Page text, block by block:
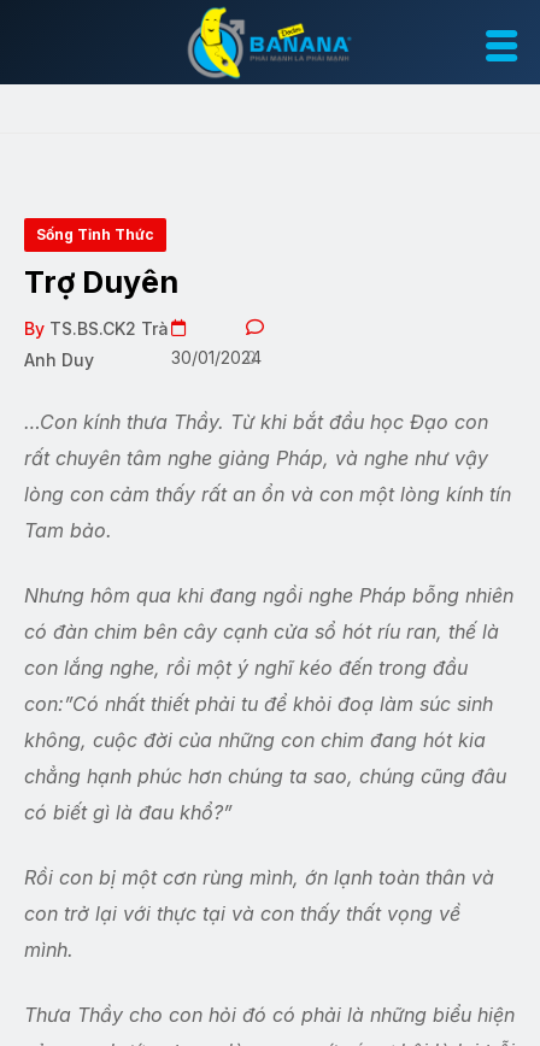
Sống Tỉnh Thức
Trợ Duyên
By TS.BS.CK2 Trà
Anh Duy
30/01/2024
0
…Con kính thưa Thầy. Từ khi bắt đầu học Đạo con
rất chuyên tâm nghe giảng Pháp, và nghe như vậy
lòng con cảm thấy rất an ổn và con một lòng kính tín
Tam bảo.
Nhưng hôm qua khi đang ngồi nghe Pháp bỗng nhiên
có đàn chim bên cây cạnh cửa sổ hót ríu ran, thế là
con lắng nghe, rồi một ý nghĩ kéo đến trong đầu
con:”Có nhất thiết phải tu để khỏi đoạ làm súc sinh
không, cuộc đời của những con chim đang hót kia
chẳng hạnh phúc hơn chúng ta sao, chúng cũng đâu
có biết gì là đau khổ?”
Rồi con bị một cơn rùng mình, ớn lạnh toàn thân và
con trở lại với thực tại và con thấy thất vọng về
mình.
Thưa Thầy cho con hỏi đó có phải là những biểu hiện